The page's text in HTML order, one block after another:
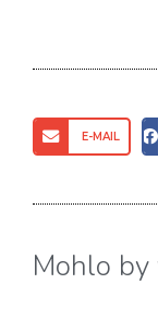
E-MAIL
Mohlo by